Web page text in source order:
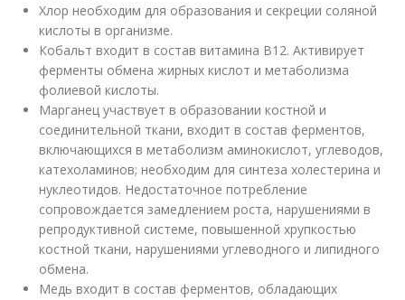
Хлор необходим для образования и секреции соляной
кислоты в организме.
Кобальт входит в состав витамина В12. Активирует
ферменты обмена жирных кислот и метаболизма
фолиевой кислоты.
Марганец участвует в образовании костной и
соединительной ткани, входит в состав ферментов,
включающихся в метаболизм аминокислот, углеводов,
катехоламинов; необходим для синтеза холестерина и
нуклеотидов. Недостаточное потребление
сопровождается замедлением роста, нарушениями в
репродуктивной системе, повышенной хрупкостью
костной ткани, нарушениями углеводного и липидного
обмена.
Медь входит в состав ферментов, обладающих